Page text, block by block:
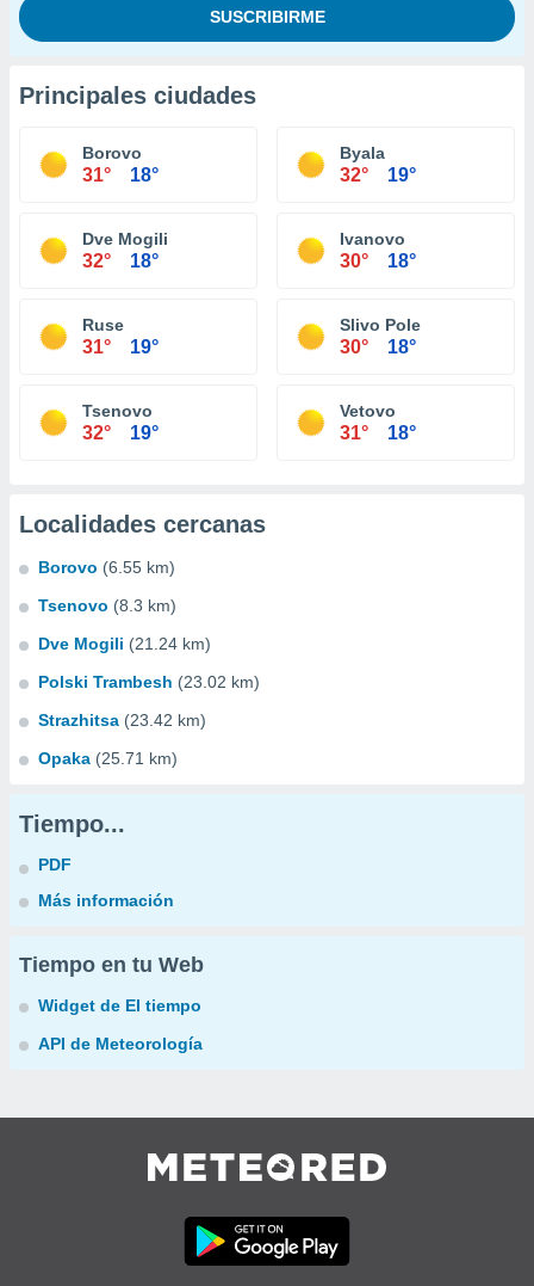
Principales ciudades
Borovo
31° 18°
Byala
32° 19°
Dve Mogili
32° 18°
Ivanovo
30° 18°
Ruse
31° 19°
Slivo Pole
30° 18°
Tsenovo
32° 19°
Vetovo
31° 18°
Localidades cercanas
Borovo (6.55 km)
Tsenovo (8.3 km)
Dve Mogili (21.24 km)
Polski Trambesh (23.02 km)
Strazhitsa (23.42 km)
Opaka (25.71 km)
Tiempo...
PDF
Más información
Tiempo en tu Web
Widget de El tiempo
API de Meteorología